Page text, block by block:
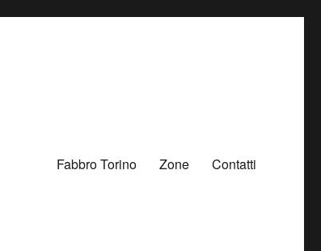
Fabbro Torino Zone Contatti